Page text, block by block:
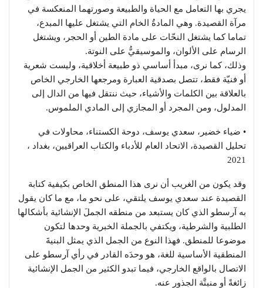
يجري بها التعامل مع الحياة والطبيعة وصورتهما المنعكسة في
مرآة القصيدة. وهي المادةُ الخام التي يشتغل عليها المبدع،
تماما كما يشتغل النحّات على مادة الطين أو الحجر، ويشتغل
الرسام على الألوان، والموسيقيُّ على النوتة.
وذلك، كما نرى، مبدأ أساسي ذو طبيعة أخلاقية، وليست شعرية
أو فنيّة فقط، تتصل بصدقية العبارة ومرجعها الخارجي الخاص
بالعلاقة بين الكلمات والأشياء، حيث ننتقل فيها من الدال إلى
المدلول، ومن المجرد أو المجازي إلى المادي الملموس.
• ضياء خضير، سعدي يوسف، دوحة الكستناء، محاولات في
تحليل القصيدة، الاتحاد العام للأدباء والكتاب العراقيين، بغداد ،
2021
وقد يكون من الغريب أن نرى هذا المنطق الخاص بكيفية كتابة
القصيدة عند سعدي يوسف يلتقي، على نحو ما، مع ما كان يقول
به آرسطو الذي كان يستبعد من منطقه الجملَ الإنشائية بأشكالها
الطلبية والشرطية، ويكتفي بالجملة الخبرية وحدها لتكون
موضوعا للمنطق. فهذا النوع من الجمل الذي يمثل البنيةَ
المنطقية الأساسية للغة، هو وحدَه القادر في رأي آرسطو على
الاتصال بالواقع الخارجي، فيما تبدو الكثير من الجمل الإنشائية
زائغةً أو منبتَّة الجذور عنه.